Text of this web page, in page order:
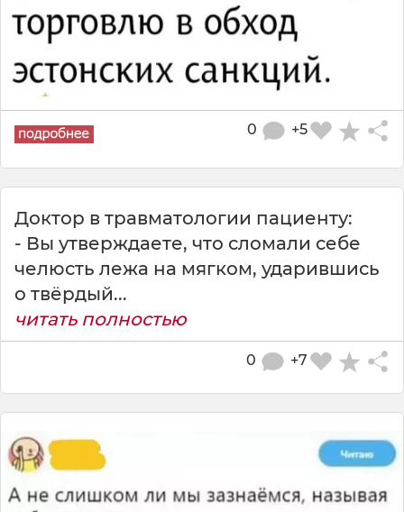
+5
0
Доктор в травматологии пациенту:
- Вы утверждаете, что сломали себе
челюсть лежа на мягком, ударившись
о твёрдый...
читать полностью
+7
0